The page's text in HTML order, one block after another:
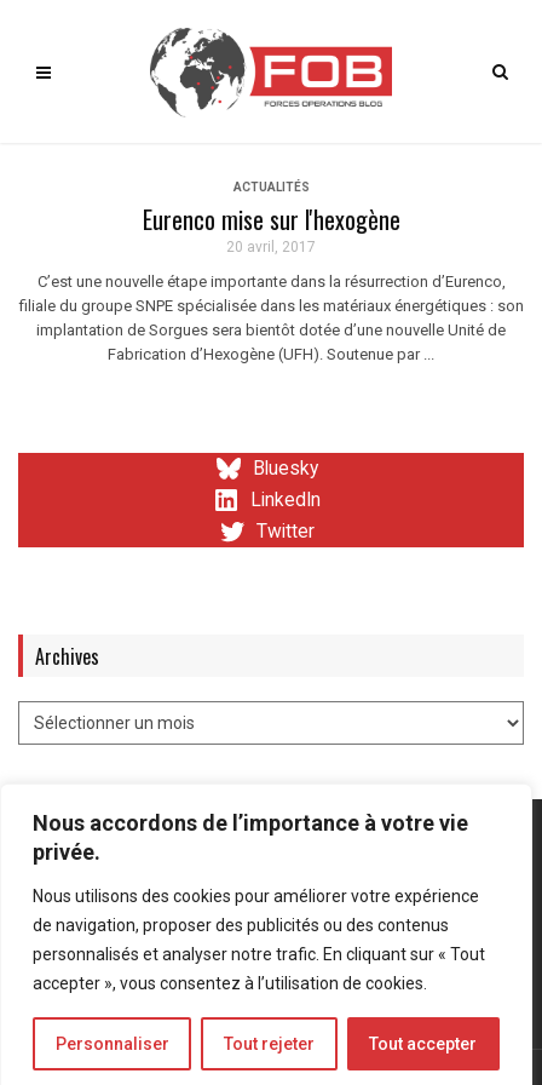
Nous accordons de l’importance à votre vie
privée.
Nous utilisons des cookies pour améliorer votre expérience
de navigation, proposer des publicités ou des contenus
personnalisés et analyser notre trafic. En cliquant sur « Tout
accepter », vous consentez à l’utilisation de cookies.
Personnaliser Tout rejeter Tout accepter
ACTUALITÉS
Eurenco mise sur l'hexogène
20 avril, 2017
C’est une nouvelle étape importante dans la résurrection d’Eurenco,
filiale du groupe SNPE spécialisée dans les matériaux énergétiques : son
implantation de Sorgues sera bientôt dotée d’une nouvelle Unité de
Fabrication d’Hexogène (UFH). Soutenue par ...
Bluesky
LinkedIn
Twitter
Archives
Mentions légales Politique de confidentialité
Bluesky
LinkedIn
Twitter
© Forces Operations Blog - 2022